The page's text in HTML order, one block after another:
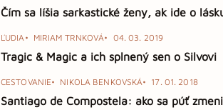
Čím sa líšia sarkastické ženy, ak ide o
ĽUDIA MIRIAM TRNKOVÁ 04. 03. 2019
Tragic & Magic a ich splnený sen o Silvovi
CESTOVANIE NIKOLA BENKOVSKÁ 17. 01. 2018
Santiago de Compostela: ako sa púť